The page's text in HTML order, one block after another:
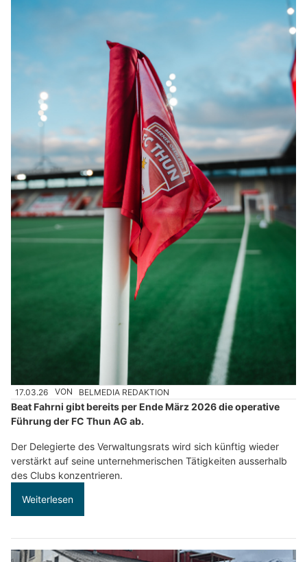
17.03.26 VON BELMEDIA REDAKTION
Beat Fahrni gibt bereits per Ende März 2026 die operative
Führung der FC Thun AG ab.
Der Delegierte des Verwaltungsrats wird sich künftig wieder
verstärkt auf seine unternehmerischen Tätigkeiten ausserhalb
des Clubs konzentrieren.
Weiterlesen